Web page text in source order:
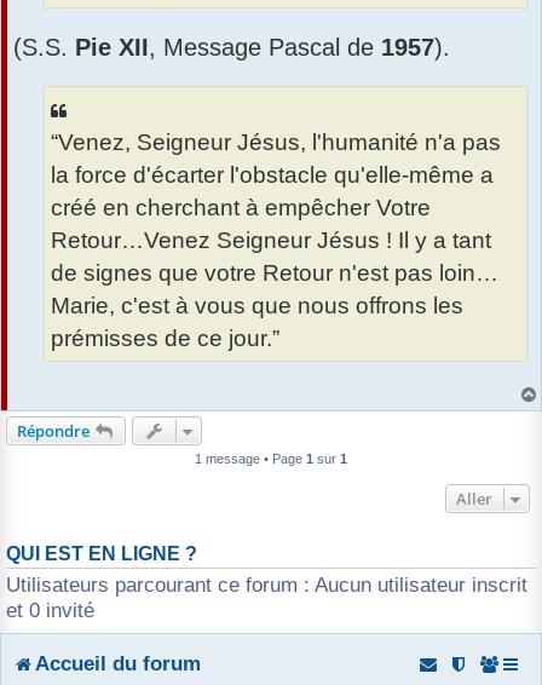
(S.S. Pie XII, Message Pascal de 1957).
“Venez, Seigneur Jésus, l'humanité n'a pas
la force d'écarter l'obstacle qu'elle-même a
créé en cherchant à empêcher Votre
Retour…Venez Seigneur Jésus ! Il y a tant
de signes que votre Retour n'est pas loin…
Marie, c'est à vous que nous offrons les
prémisses de ce jour.”
Répondre
1 message • Page 1 sur 1
Aller
QUI EST EN LIGNE ?
Utilisateurs parcourant ce forum : Aucun utilisateur inscrit
et 0 invité
Accueil du forum